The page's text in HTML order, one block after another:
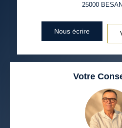
25000
Nous écrire
Votre